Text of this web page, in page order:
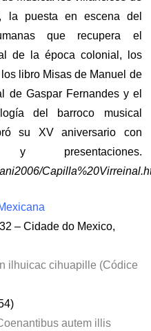
la puesta en escena del
que recupera el
de la época colonial, los
libro Misas de Manuel de
de Gaspar Fernandes y el
del barroco musical
su XV aniversario con
presentaciones.
– Cidade do Mexico,
ilhuicac cihuapille (Códice
autem illis